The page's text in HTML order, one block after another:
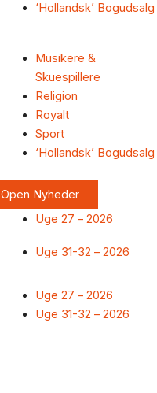
‘Hollandsk’ Bogudsalg
Musikere &
Skuespillere
Religion
Royalt
Sport
‘Hollandsk’ Bogudsalg
Open Nyheder
Uge 27 – 2026
Uge 31-32 – 2026
Uge 27 – 2026
Uge 31-32 – 2026